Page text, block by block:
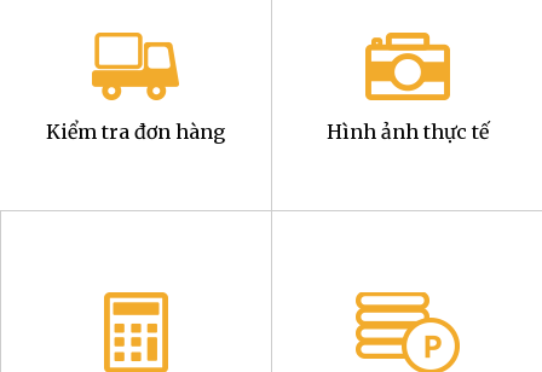
Kiểm tra đơn hàng Hình ảnh thực tế